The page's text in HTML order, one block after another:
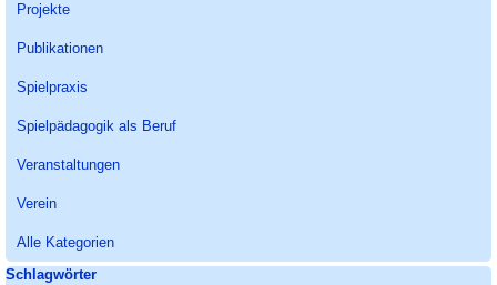
Projekte
Publikationen
Spielpraxis
Spielpädagogik als Beruf
Veranstaltungen
Verein
Alle Kategorien
Block überspringen Schlagwörter
Schlagwörter